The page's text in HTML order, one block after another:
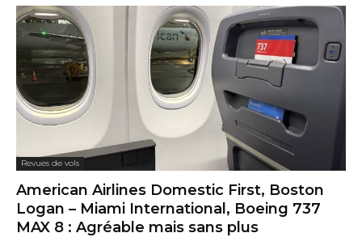
Revues de vols
American Airlines Domestic First, Boston
Logan – Miami International, Boeing 737
MAX 8 : Agréable mais sans plus